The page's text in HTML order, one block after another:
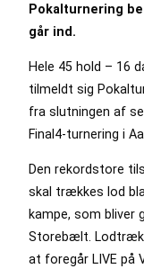
Pokalturnering
går ind.
Hele 45 hold – 16
tilmeldt sig
fra slutningen af
Final4-turnering i
Den rekordstore
skal trækkes lod
kampe, som
Storebælt.
at foregår LIVE på